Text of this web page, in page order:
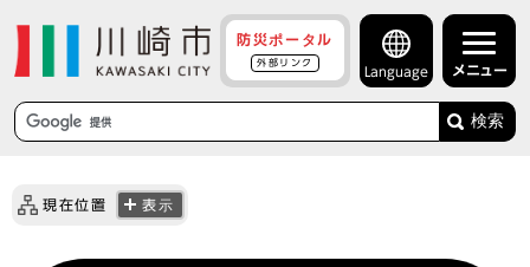
防災ポータル
外部リンク
Language メニュー
検索
現在位置 表示